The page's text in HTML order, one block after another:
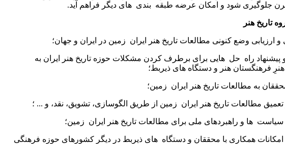
جلوگیری شود و امکان عرضه طبقه ‌ بندی ‌ های دیگر فراهم آید.
تاریخ هنر
ارزیابی وضع کنونی مطالعات تاریخ هنر ایران ‌ زمین در ایران و جهان؛
راه ‌ حل ‌ هایی برای برطرف کردن مشکلات حوزه تاریخ هنر ایران به
فرهنگستان هنر و دستگاه های ذیربط؛
به مطالعات تاریخ هنر ایران ‌ زمین؛
مطالعات تاریخ هنر ایران ‌ زمین از طریق الگوسازی، تشویق، نقد، و ... ؛
ها و راهبردهای ملی برای مطالعات تاریخ هنر ایران ‌ زمین؛
همکاری با محققان و دستگاه ‌ های ذیربط در دیگر کشورهای حوزه فرهنگی